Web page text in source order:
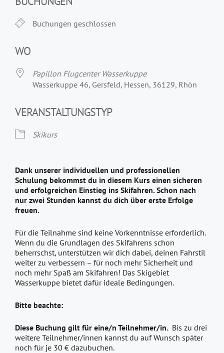
Buchungen geschlossen
WO
Papillon Flugcenter Wasserkuppe
Wasserkuppe 46, Gersfeld, Hessen, 36129, Rhön
VERANSTALTUNGSTYP
Skikurs
Dank unserer individuellen und professionellen
Schulung bekommst du in diesem Kurs einen sicheren
und erfolgreichen Einstieg ins Skifahren. Schon nach
nur zwei Stunden kannst du dich über erste Erfolge
freuen.
Für die Teilnahme sind keine Vorkenntnisse erforderlich.
Wenn du die Grundlagen des Skifahrens schon
beherrschst, unterstützen wir dich dabei, deinen Fahrstil
weiter zu verbessern – für noch mehr Sicherheit und
noch mehr Spaß am Skifahren! Das Skigebiet
Wasserkuppe bietet dafür ideale Bedingungen.
Bitte beachte:
Diese Buchung gilt für eine/n Teilnehmer/in. Bis zu drei
weitere Teilnehmer/innen kannst du auf Wunsch später
noch für je 30 € dazubuchen.